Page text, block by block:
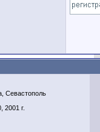
Севастополь
2001 г.